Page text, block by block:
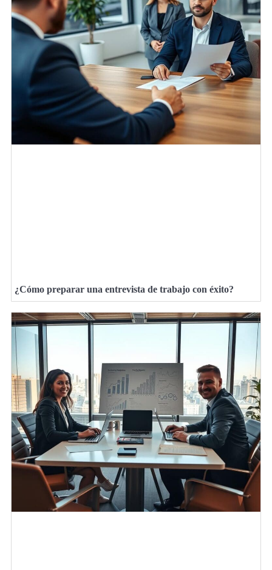
¿Cómo preparar una entrevista de trabajo con éxito?